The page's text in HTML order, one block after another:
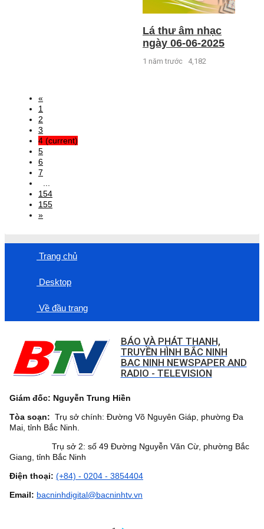
Lá thư âm nhạc
ngày 06-06-2025
1 năm trước 4,182
«
1
2
3
4 (current)
5
6
7
154
155
»
Trang chủ
Desktop
Về đầu trang
BÁO VÀ PHÁT THANH,
TRUYỀN HÌNH BẮC NINH
BAC NINH NEWSPAPER AND
RADIO - TELEVISION
Giám đốc: Nguyễn Trung Hiền
Tòa soạn: Trụ sở chính: Đường Võ Nguyên Giáp, phường Đa
Mai, tỉnh Bắc Ninh.
Trụ sở 2: số 49 Đường Nguyễn Văn Cừ, phường Bắc
Giang, tỉnh Bắc Ninh
Điện thoại: (+84) - 0204 - 3854404
Email: bacninhdigital@bacninhtv.vn